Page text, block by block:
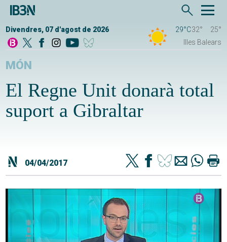
Divendres, 07 d'agost de 2026 29°C32°
25°
Illes Balears
MÓN
El Regne Unit donarà total
suport a Gibraltar
04/04/2017